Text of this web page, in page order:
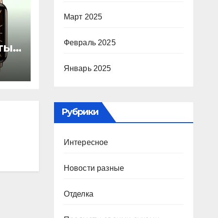
Март 2025
Февраль 2025
Январь 2025
Рубрики
Интересное
Новости разные
Отделка